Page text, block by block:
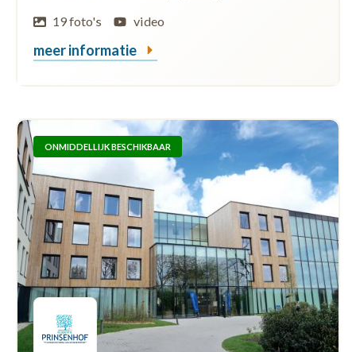
19 foto's
video
meer informatie
ONMIDDELLIJK BESCHIKBAAR